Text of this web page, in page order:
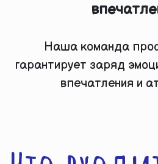
Наша команда
гарантирует заряд
впечатления и